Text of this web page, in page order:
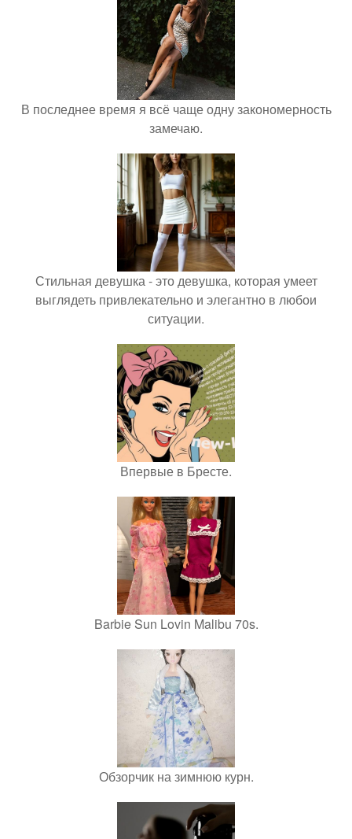
В последнее время я всё чаще одну закономерность
замечаю.
Стильная девушка - это девушка, которая умеет
выглядеть привлекательно и элегантно в любои
ситуации.
Впервые в Бресте.
Barbie Sun Lovin Malibu 70s.
Обзорчик на зимнюю курн.